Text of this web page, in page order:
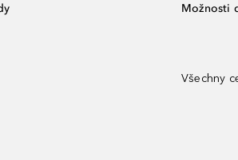
Možnosti
Všechny